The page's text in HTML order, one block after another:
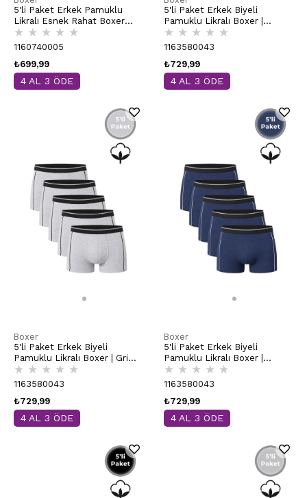
5'li Paket Erkek Pamuklu
Likralı Esnek Rahat Boxer
Şort | Beyaz K11226
★ ★ ★ ★ ★
1160740005
₺699,99
4 AL 3 ÖDE
5'li Paket Erkek Biyeli
Pamuklu Likralı Boxer |
Antrasit K11314
★ ★ ★ ★ ★
1163580043
₺729,99
4 AL 3 ÖDE
Boxer
5'li Paket Erkek Biyeli
Pamuklu Likralı Boxer | Gri
Melanj K11314
★ ★ ★ ★ ★
1163580043
₺729,99
4 AL 3 ÖDE
Boxer
5'li Paket Erkek Biyeli
Pamuklu Likralı Boxer |
Lacivert K11314
★ ★ ★ ★ ★
1163580043
₺729,99
4 AL 3 ÖDE